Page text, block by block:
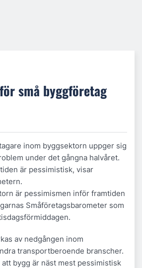
små byggföretag
inom byggsektorn uppger sig
under det gångna halvåret.
är pessimistisk, visar
är pessimismen inför framtiden
Småföretagsbarometer som
av nedgången inom
transportberoende branscher.
bygg är näst mest pessimistisk